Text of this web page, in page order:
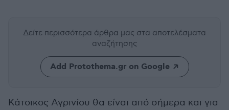
Δείτε περισσότερα άρθρα μας στα αποτελέσματα
αναζήτησης
Add Protothema.gr on Google
Κάτοικος Αγρινίου θα είναι από σήμερα και για